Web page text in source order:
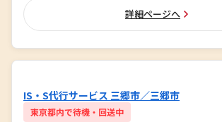
詳細ページへ
IS・S代行サービス 三郷市／三郷市
東京都内で待機・回送中